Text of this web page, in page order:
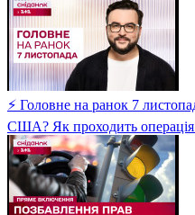
⚡ Головне на ранок 7
США? Як проходить операція